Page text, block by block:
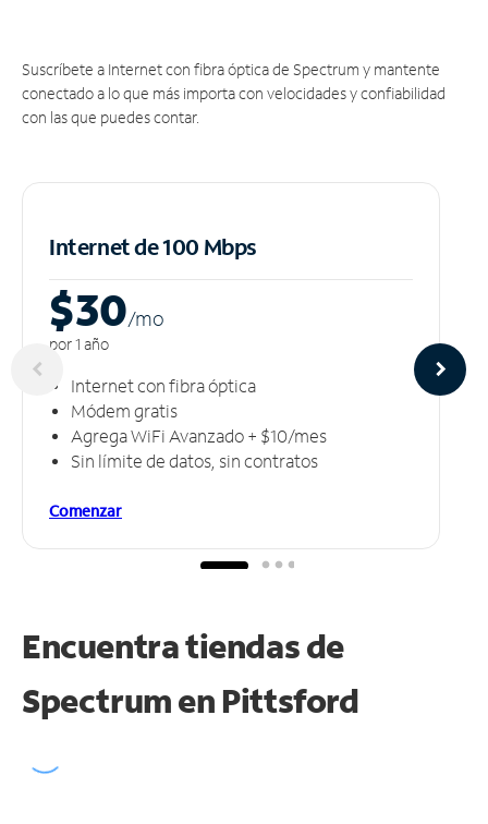
Suscríbete a Internet con fibra óptica de Spectrum y mantente
conectado a lo que más importa con velocidades y confiabilidad
con las que puedes contar.
Internet de 100 Mbps
$30/mo
por 1 año
Internet con fibra óptica
Módem gratis
Agrega WiFi Avanzado + $10/mes
Sin límite de datos, sin contratos
Comenzar
Encuentra tiendas de
Spectrum en Pittsford